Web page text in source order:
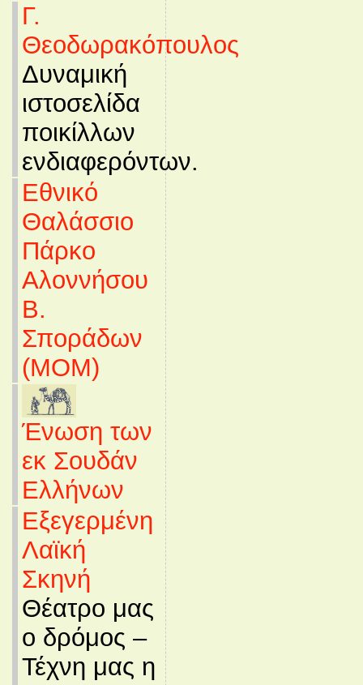
Γ.
Θεοδωρακόπουλος
Δυναμική
ιστοσελίδα
ποικίλλων
ενδιαφερόντων.
Εθνικό
Θαλάσσιο
Πάρκο
Αλοννήσου
Β.
Σποράδων
(MOM)
Ένωση των
εκ Σουδάν
Ελλήνων
Εξεγερμένη
Λαϊκή
Σκηνή
Θέατρο μας
ο δρόμος –
Τέχνη μας η